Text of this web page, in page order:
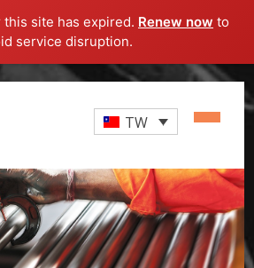
site has expired. Renew now to
service disruption.
TW